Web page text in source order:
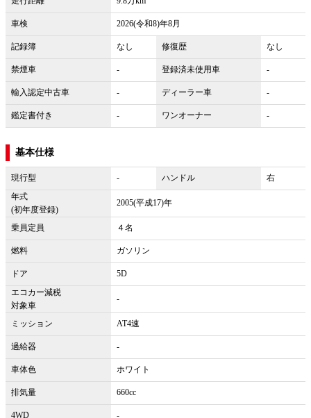
車検 2026(令和8)年8月
記録簿 なし 修復歴 なし
禁煙車 - 登録済未使用車 -
輸入認定中古車 - ディーラー車 -
鑑定書付き - ワンオーナー -
基本仕様
現行型 - ハンドル
右
年式
(初年度登録)
2005(平成17)年
乗員定員 ４名
燃料 ガソリン
ドア
5D
エコカー減税
対象車
-
ミッション AT4速
過給器 -
車体色 ホワイト
排気量 660cc
4WD -